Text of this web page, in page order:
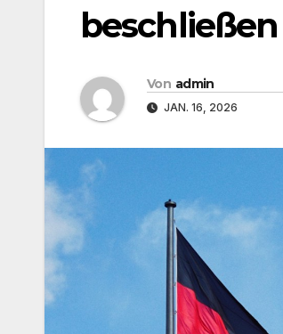
Von admin
JAN. 16, 2026